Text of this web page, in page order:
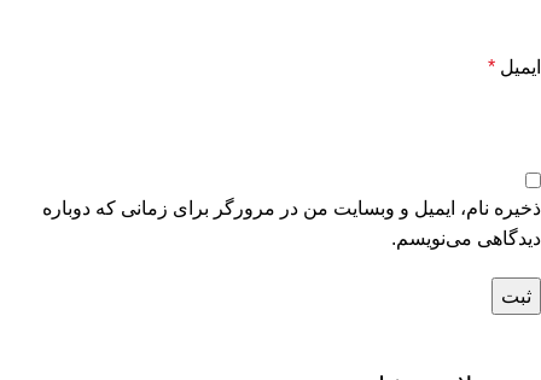
ایمیل *
ذخیره نام، ایمیل و وبسایت من در مرورگر برای زمانی که دوباره
دیدگاهی می‌نویسم.